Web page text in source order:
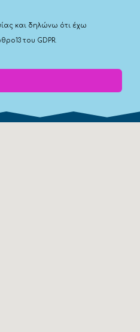
και δηλώνω ότι έχω
του GDPR.